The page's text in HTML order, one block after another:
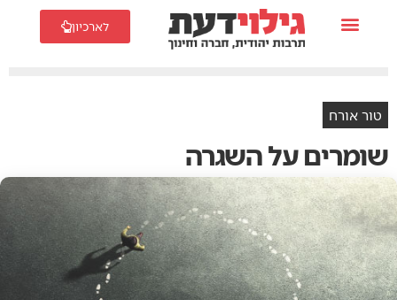
לארכיון
טור אורח
שומרים על השגרה